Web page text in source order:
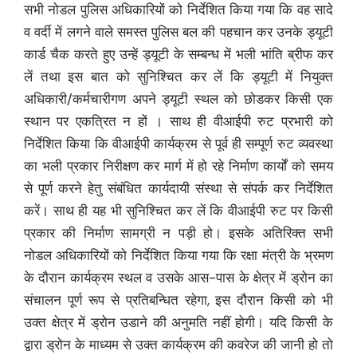
सभी नोडल पुलिस अधिकारियों को निर्देशित किया गया कि वह सादे
व वर्दी में लगने वाले समस्त पुलिस बल की पहचान कर उनके ड्यूटी
कार्ड चैक करते हुए उन्हें ड्यूटी के सम्बन्ध में भली भांति ब्रीफ कर
लें तथा इस बात को सुनिश्चित कर लें कि ड्यूटी में नियुक्त
अधिकारी/कर्मचारीगण अपने ड्यूटी स्थल को छोडकर किसी एक
स्थान पर एकत्रित न हों । साथ ही वीआईपी रुट प्रभारी को
निर्देशित किया कि वीआईपी कार्यक्रम से पूर्व ही सम्पूर्ण रुट व्यवस्था
का भली प्रकार निरीक्षण कर मार्ग में हो रहे निर्माण कार्यों को समय
से पूर्ण करने हेतु संबंधित कार्यदायी संस्था से संपर्क कर निर्देशित
करें। साथ ही यह भी सुनिश्चित कर लें कि वीआईपी रुट पर किसी
प्रकार की निर्माण सामग्री न पड़ी हो। इसके अतिरिक्त सभी
नोडल अधिकारियों को निर्देशित किया गया कि रक्षा मंत्री के भ्रमण
के दौरान कार्यक्रम स्थल व उसके आस-पास के क्षेत्र में ड्रोन का
संचालन पूर्ण रूप से प्रतिबन्धित रहेगा, इस दौरान किसी को भी
उक्त क्षेत्र में ड्रोन उडाने की अनुमति नहीं होगी। यदि किसी के
द्वारा ड्रोन के माध्यम से उक्त कार्यक्रम की कवरेज की जानी हो तो